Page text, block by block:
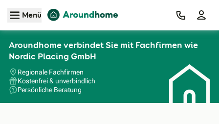
Zum Hauptinhalt
Menü
Aroundhome verbindet Sie mit Fachfirmen wie
Nordic Placing GmbH
Regionale Fachfirmen
Kostenfrei & unverbindlich
Persönliche Beratung